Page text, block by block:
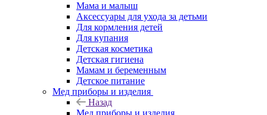
Мама и малыш
Аксессуары для ухода за детьми
Для кормления детей
Для купания
Детская косметика
Детская гигиена
Мамам и беременным
Детское питание
Мед приборы и изделия
Назад
Мед приборы и изделия